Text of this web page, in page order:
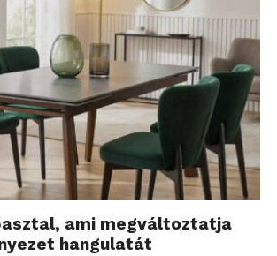
ami megváltoztatja
hangulatát